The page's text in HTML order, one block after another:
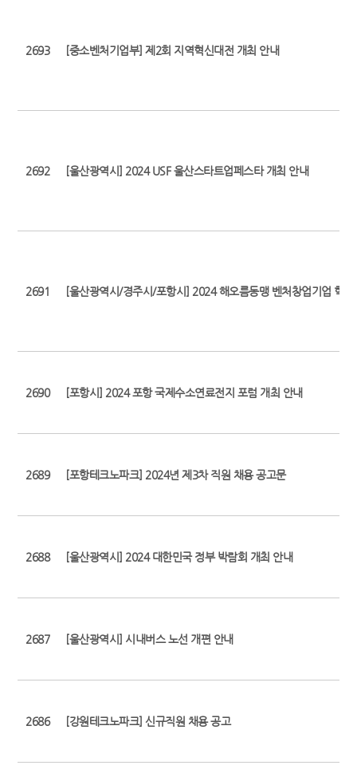
2693 [중소벤처기업부] 제2회 지역혁신대전 개최 안내
2692 [울산광역시] 2024 USF 울산스타트업페스타 개최 안내
2691 [울산광역시/경주시/포항시] 2024 해오름동맹 벤처창업기업 혁
2690 [포항시] 2024 포항 국제수소연료전지 포럼 개최 안내
2689 [포항테크노파크] 2024년 제3차 직원 채용 공고문
2688 [울산광역시] 2024 대한민국 정부 박람회 개최 안내
2687 [울산광역시] 시내버스 노선 개편 안내
2686 [강원테크노파크] 신규직원 채용 공고